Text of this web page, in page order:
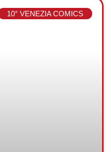
10° VENEZIA COMICS